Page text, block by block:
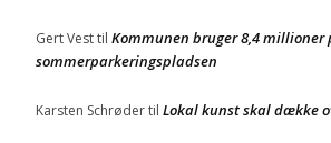
Gert Vesttil Kommunen bruger 8,4 millioner
sommerparkeringspladsen
Karsten Schrødertil Lokal kunst skal dække